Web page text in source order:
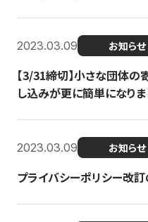
2023.03.09 お知らせ
【3/31締切】小さな団体
し込みが更に簡単になりま
2023.03.09 お知らせ
プライバシーポリシー改